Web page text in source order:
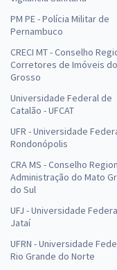
PM PE - Polícia Militar de
Pernambuco
CRECI MT - Conselho
Corretores de Imóveis
Grosso
Universidade Federal de
Catalão - UFCAT
UFR - Universidade
Rondonópolis
CRA MS - Conselho
Administração do Mato
do Sul
UFJ - Universidade
Jataí
UFRN - Universidade
Rio Grande do Norte